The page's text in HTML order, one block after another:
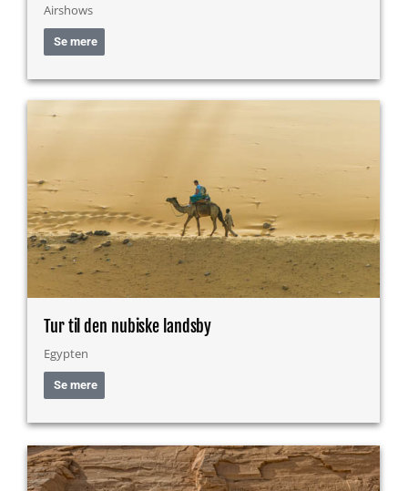
Airshows
Se mere
Tur til den nubiske landsby
Egypten
Se mere